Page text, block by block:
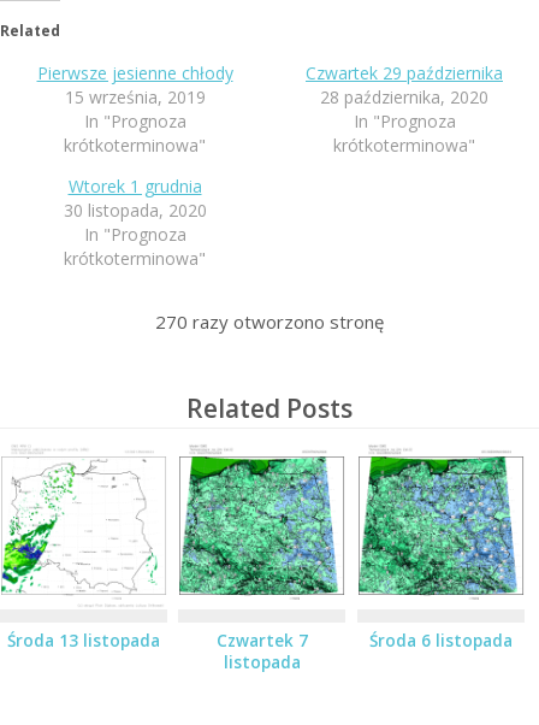
Related
Pierwsze jesienne chłody
15 września, 2019
In "Prognoza
krótkoterminowa"
Czwartek 29 października
28 października, 2020
In "Prognoza
krótkoterminowa"
Wtorek 1 grudnia
30 listopada, 2020
In "Prognoza
krótkoterminowa"
270 razy otworzono stronę
Related Posts
Środa 13 listopada
Czwartek 7
listopada
Środa 6 listopada